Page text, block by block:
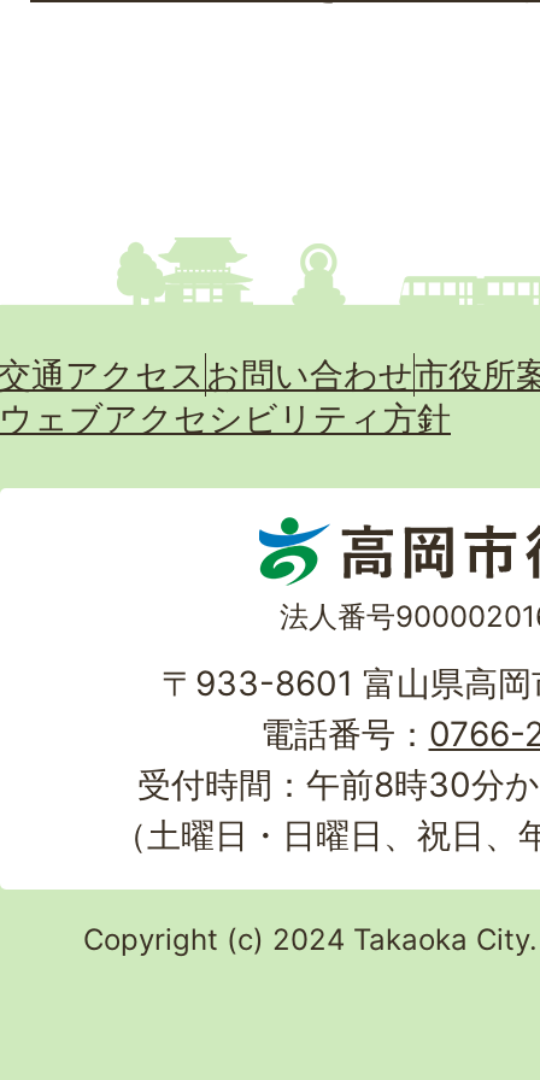
通アクセス お問い合わせ市役所
ウェブアクセシビリティ方針
法人番号
〒933-8601 富山県高
電話番号： 0766-
受付時間：午前8時30分
（土曜日・日曜日、祝日
Copyright (c) 2024 Takaoka